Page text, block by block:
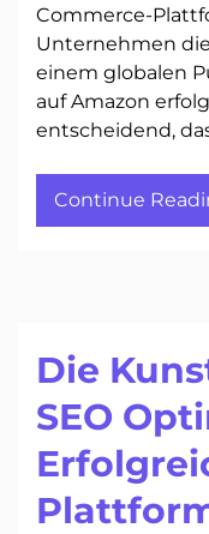
Commerce-
Unternehmen
einem globalen
auf Amazon
entscheidend,
Continue
Die
SEO